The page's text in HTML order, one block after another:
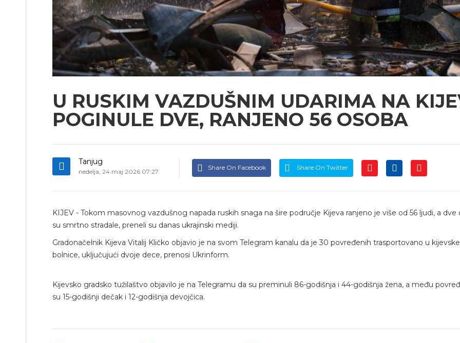
U RUSKIM VAZDUŠNIM UDARIMA NA
POGINULE DVE, RANJENO 56 OSOBA
Tanjug
nedelja, 24 maj 2026 07:27
Share On Facebook Share On Twitter
KIJEV - Tokom masovnog vazdušnog napada ruskih snaga na šire područje Kijeva ranjeno je više od 56 ljudi, a dve
su smrtno stradale, preneli su danas ukrajinski mediji.
Gradonačelnik Kijeva Vitalij Kličko objavio je na svom Telegram kanalu da je 30 povređenih trasportovano u kijevske
bolnice, uključujući dvoje dece, prenosi Ukrinform.
Kijevsko gradsko tužilaštvo objavilo je na Telegramu da su preminuli 86-godišnja i 44-godišnja žena, a među
su 15-godišnji dečak i 12-godišnja devojčica.